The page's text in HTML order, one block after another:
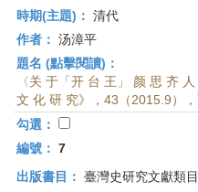
時期(主題)： 清代
作者： 汤漳平
題名 (點擊閱讀)：
〈关 于「开 台 王」 颜 思 齐
文 化 研 究》，43（2015.9），
勾選：
編號： 7
出版書目： 臺灣史研究文獻類